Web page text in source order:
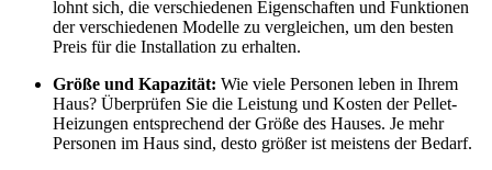
lohnt sich, die verschiedenen Eigenschaften und Funktionen
der verschiedenen Modelle zu vergleichen, um den besten
Preis für die Installation zu erhalten.
Größe und Kapazität: Wie viele Personen leben in Ihrem
Haus? Überprüfen Sie die Leistung und Kosten der Pellet-
Heizungen entsprechend der Größe des Hauses. Je mehr
Personen im Haus sind, desto größer ist meistens der Bedarf.